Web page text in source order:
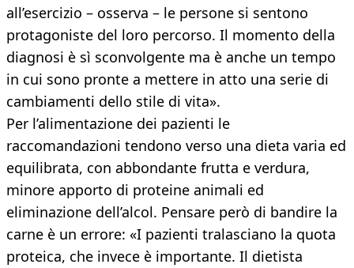
all’esercizio – osserva – le persone si sentono
protagoniste del loro percorso. Il momento della
diagnosi è sì sconvolgente ma è anche un tempo
in cui sono pronte a mettere in atto una serie di
cambiamenti dello stile di vita».
Per l’alimentazione dei pazienti le
raccomandazioni tendono verso una dieta varia ed
equilibrata, con abbondante frutta e verdura,
minore apporto di proteine animali ed
eliminazione dell’alcol. Pensare però di bandire la
carne è un errore: «I pazienti tralasciano la quota
proteica, che invece è importante. Il dietista